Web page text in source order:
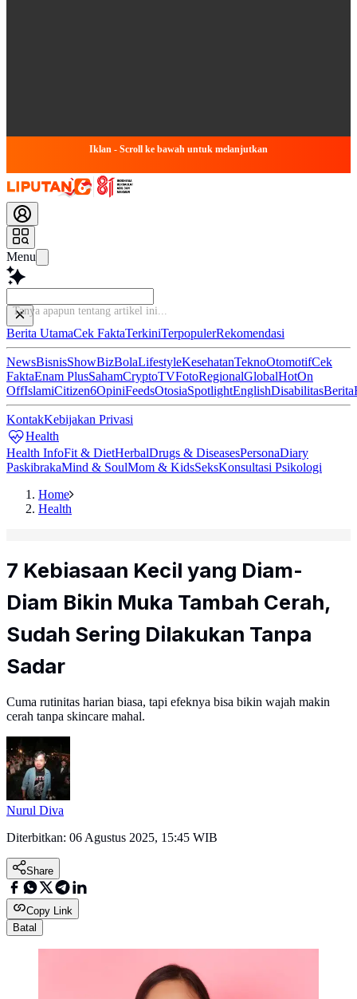
Iklan - Scroll ke bawah untuk melanjutkan
Menu
Tan
Berita UtamaCek FaktaTerkiniTerpopulerRekomendasi
NewsBisnisShowBizBolaLifestyleKesehatanTeknoOtomotifCek
FaktaEnam PlusSahamCryptoTVFotoRegionalGlobalHotOn
OffIslamiCitizen6OpiniFeedsOtosiaSpotlightEnglishDisabilitasBerita
KontakKebijakan Privasi
Health
Health InfoFit & DietHerbalDrugs & DiseasesPersonaDiary
PaskibrakaMind & SoulMom & KidsSeksKonsultasi Psikologi
Home
Health
7 Kebiasaan Kecil yang Diam-
Diam Bikin Muka Tambah Cerah,
Sudah Sering Dilakukan Tanpa
Sadar
Cuma rutinitas harian biasa, tapi efeknya bisa bikin wajah makin
cerah tanpa skincare mahal.
Nurul Diva
Diterbitkan: 06 Agustus 2025, 15:45 WIB
Share
Copy Link
Batal